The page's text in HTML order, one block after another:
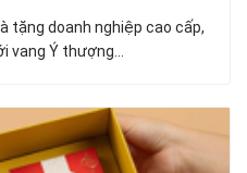
tặng doanh nghiệp cao cấp,
vang Ý thượng…